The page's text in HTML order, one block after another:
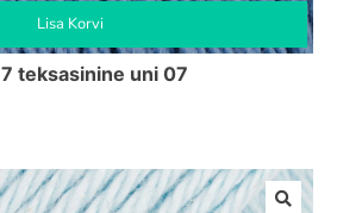
Lisa Korvi
teksasinine uni 07